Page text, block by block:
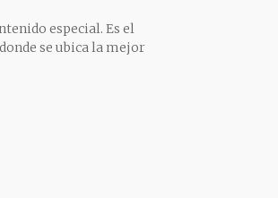
especial. Es el
se ubica la mejor